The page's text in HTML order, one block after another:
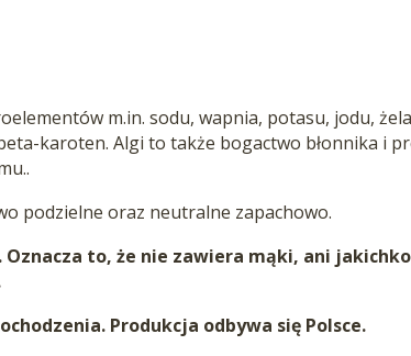
m.in. sodu, wapnia, potasu, jodu,
karoten. Algi to także bogactwo błonnika i
podzielne oraz neutralne zapachowo.
to, że nie zawiera mąki, ani
Produkcja odbywa się Polsce.